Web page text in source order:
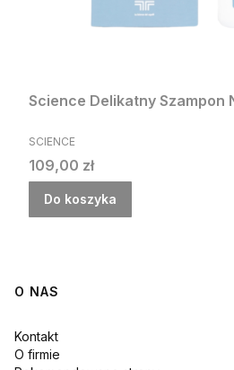
Science Delikatny Szampon
PRODUCENT
SCIENCE
Cena
109,00 zł
Do koszyka
Linki w stopce
O NAS
Kontakt
O firmie